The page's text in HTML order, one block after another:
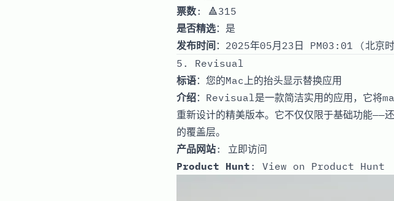
票数: 🔺315
是否精选：是
发布时间 ：2025年05月23日 PM03:01 (北京
5. Revisual
标语：您的Mac上的抬头显示替换应用
介绍：Revisual是一款简洁实用的应用，它将
重新设计的精美版本。它不仅仅限于基础功能——
的覆盖层。
产品网站: 立即访问
Product Hunt : View on Product Hunt